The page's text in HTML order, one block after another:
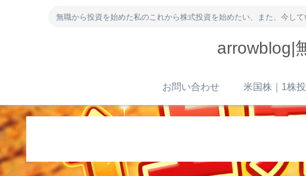
無職から投資を始めた私のこれから株式投資を始めたい、また、今し
arrowblog|
お問い合わせ